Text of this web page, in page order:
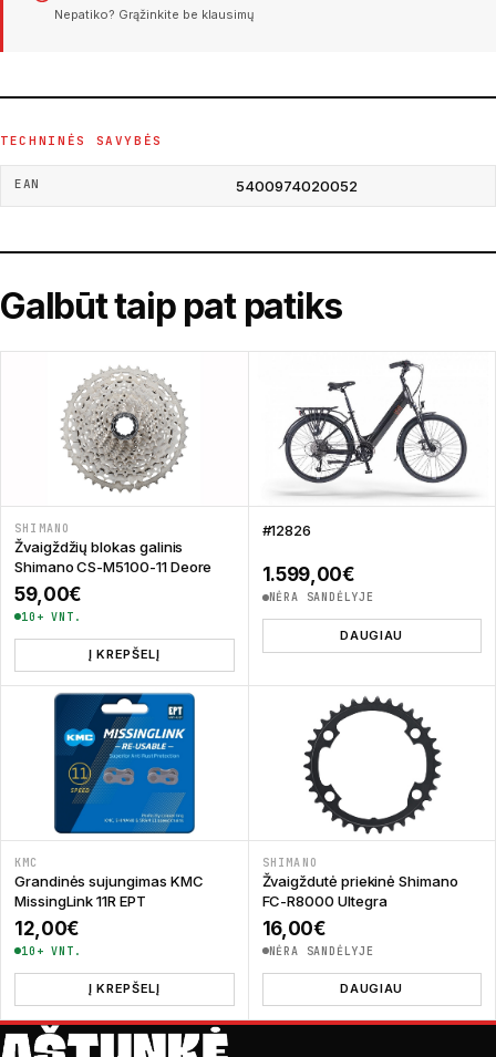
Nepatiko? Grąžinkite be klausimų
TECHNINĖS SAVYBĖS
EAN 5400974020052
Galbūt taip pat patiks
SHIMANO
Žvaigždžių blokas galinis
Shimano CS-M5100-11 Deore
59,00€
10+ VNT.
Į KREPŠELĮ
#12826
1.599,00€
NĖRA SANDĖLYJE
DAUGIAU
KMC
Grandinės sujungimas KMC
MissingLink 11R EPT
12,00€
10+ VNT.
Į KREPŠELĮ
SHIMANO
Žvaigždutė priekinė Shimano
FC-R8000 Ultegra
16,00€
NĖRA SANDĖLYJE
DAUGIAU